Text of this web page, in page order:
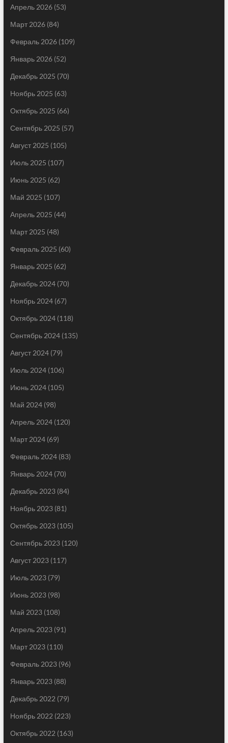
Апрель 2026(53)
Март 2026(84)
Февраль 2026(109)
Январь 2026(52)
Декабрь 2025 (70)
Ноябрь 2025 (63)
Октябрь 2025 (66)
Сентябрь 2025 (57)
Август 2025 (105)
Июль 2025 (107)
Июнь 2025 (62)
Май 2025 (107)
Апрель 2025 (44)
Март 2025 (48)
Февраль 2025 (60)
Январь 2025 (62)
Декабрь 2024(70)
Ноябрь 2024(67)
Октябрь 2024(118)
Сентябрь 2024(135)
Август 2024(79)
Июль 2024(106)
Июнь 2024(105)
Май 2024(98)
Апрель 2024(120)
Март 2024(69)
Февраль 2024(83)
Январь 2024(70)
Декабрь 2023(84)
Ноябрь 2023(81)
Октябрь 2023(105)
Сентябрь 2023(120)
Август 2023(117)
Июль 2023(79)
Июнь 2023(98)
Май 2023(108)
Апрель 2023(91)
Март 2023(110)
Февраль 2023(96)
Январь 2023(88)
Декабрь 2022 (79)
Ноябрь 2022 (223)
Октябрь 2022 (163)